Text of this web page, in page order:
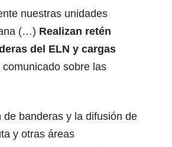
nuestras unidades
(…) Realizan retén
del ELN y cargas
sobre las
banderas y la difusión de
y otras áreas